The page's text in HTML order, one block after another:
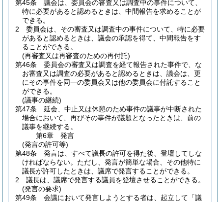
第45条
議会は、委員会の審査又は調査中の事件について、
特に必要があると認めるときは、中間報告を求めることが
できる。
2
委員会は、その審査又は調査中の事件について、特に必要
があると認めるときは、議会の承認を得て、中間報告をす
ることができる。
(再審査又は再審査のための再付託)
第46条
委員会の審査又は調査を経て報告された事件で、な
お審査又は調査の必要があると認めるときは、議会は、更
にその事件を同一の委員会又は他の委員会に付託すること
ができる。
(議事の継続)
第47条
延会、中止又は休憩のため事件の議事が中断された
場合において、再びその事件が議題となったときは、前の
議事を継続する。
第6章
発言
(発言の許可等)
第48条
発言は、すべて議長の許可を得た後、登壇してしな
ければならない。 ただし、発言が簡単な場合、その他特に
議長が許可したときは、議席で発言することができる。
2
議長は、議席で発言する議員を登壇させることができる。
(発言の要求)
第49条
会議において発言しようとする者は、起立して「議